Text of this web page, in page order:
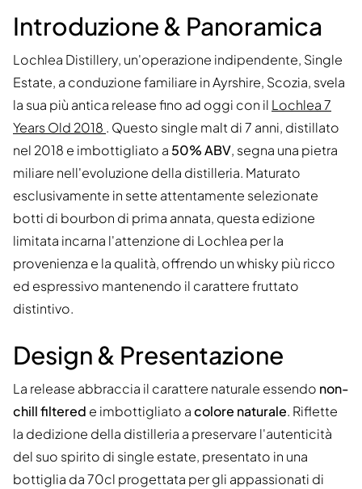
Introduzione & Panoramica
Lochlea Distillery, un'operazione indipendente, Single
Estate, a conduzione familiare in Ayrshire, Scozia, svela
la sua più antica release fino ad oggi con il Lochlea 7
Years Old 2018 . Questo single malt di 7 anni, distillato
nel 2018 e imbottigliato a 50% ABV, segna una pietra
miliare nell'evoluzione della distilleria. Maturato
esclusivamente in sette attentamente selezionate
botti di bourbon di prima annata, questa edizione
limitata incarna l'attenzione di Lochlea per la
provenienza e la qualità, offrendo un whisky più ricco
ed espressivo mantenendo il carattere fruttato
distintivo.
Design & Presentazione
La release abbraccia il carattere naturale essendo non-
chill filtered e imbottigliato acolore naturale. Riflette
la dedizione della distilleria a preservare l'autenticità
del suo spirito di single estate, presentato in una
bottiglia da 70cl progettata per gli appassionati di